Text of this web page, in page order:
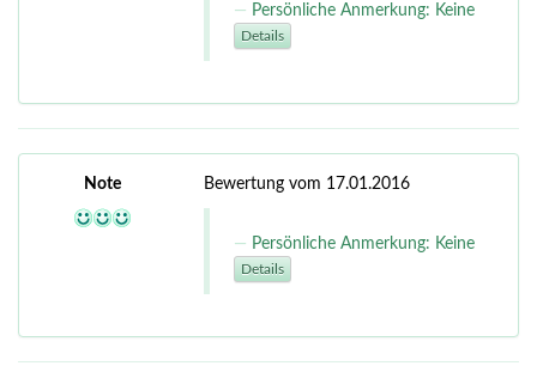
Persönliche Anmerkung: Keine
Details
Note Bewertung vom 17.01.2016
Persönliche Anmerkung: Keine
Details